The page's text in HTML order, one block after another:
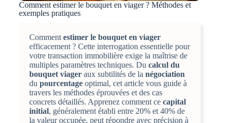
Comment estimer le bouquet en viager ? Méthodes et
exemples pratiques
Comment estimer le bouquet en viager
efficacement ? Cette interrogation essentielle pour
votre transaction immobilière exige la maîtrise de
multiples paramètres techniques. Du calcul du
bouquet viageraux subtilités de la négociation
du pourcentageoptimal, cet article vous guide à
travers les méthodes éprouvées et des cas
concrets détaillés. Apprenez comment ce capital
initial, généralement établi entre 20% et 40% de
la valeur occupée, peut répondre avec précision à